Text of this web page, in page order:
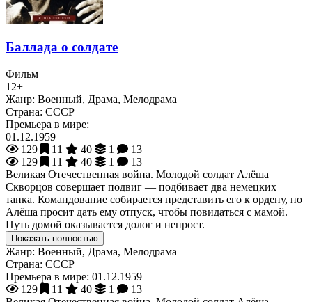
Баллада о солдате
Фильм
12+
Жанр: Военный, Драма, Мелодрама
Страна: СССР
Премьера в мире:
01.12.1959
129
11 40 1
13
129
11 40 1
13
Великая Отечественная война. Молодой солдат Алёша
Скворцов совершает подвиг — подбивает два немецких
танка. Командование собирается представить его к ордену, но
Алёша просит дать ему отпуск, чтобы повидаться с мамой.
Путь домой оказывается долог и непрост.
Показать полностью
Жанр: Военный, Драма, Мелодрама
Страна: СССР
Премьера в мире: 01.12.1959
129
11 40 1
13